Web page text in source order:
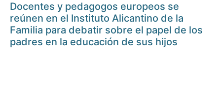
Docentes y pedagogos europeos se
reúnen en el Instituto Alicantino de la
Familia para debatir sobre el papel de los
padres en la educación de sus hijos